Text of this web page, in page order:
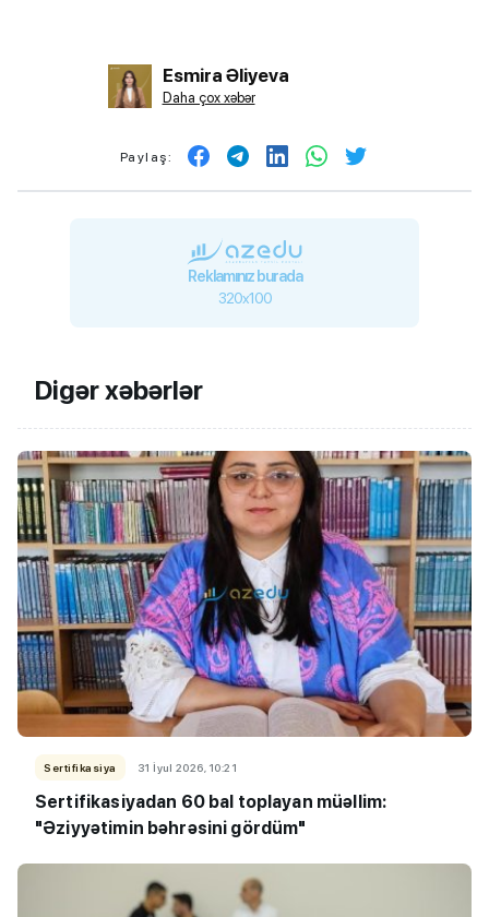
Esmira Əliyeva
Daha çox xəbər
Paylaş:
Reklamınız burada
320x100
Digər xəbərlər
Sertifikasiya 31 İyul 2026, 10:21
Sertifikasiyadan 60 bal toplayan müəllim:
"Əziyyətimin bəhrəsini gördüm"